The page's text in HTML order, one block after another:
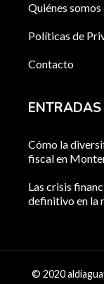
Quiénes somos
Políticas de
Contacto
ENTRADAS
Cómo la
fiscal en
Las crisis
definitivo en la
© 2020